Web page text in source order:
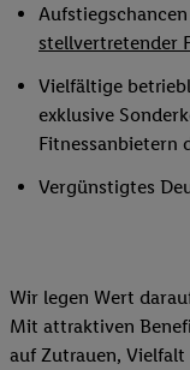
stellvertretender
Vielfältige
exklusive
Fitnessanbietern
Vergünstigtes
Wir legen Wert
Mit attraktiven
auf Zutrauen,